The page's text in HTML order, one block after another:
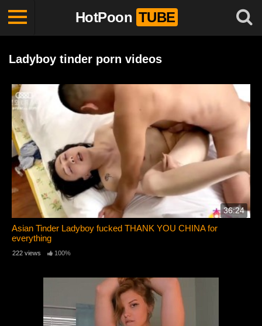
HotPoon TUBE
Ladyboy tinder porn videos
36:24
Asian Tinder Ladyboy fucked THANK YOU CHINA for
everything
222 views 100%